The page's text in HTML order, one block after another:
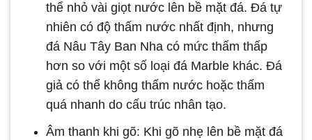
thể nhỏ vài giọt nước lên bề mặt đá. Đá tự
nhiên có độ thấm nước nhất định, nhưng
đá Nâu Tây Ban Nha có mức thấm thấp
hơn so với một số loại đá Marble khác. Đá
giả có thể không thấm nước hoặc thấm
quá nhanh do cấu trúc nhân tạo.
Âm thanh khi gõ: Khi gõ nhẹ lên bề mặt đá